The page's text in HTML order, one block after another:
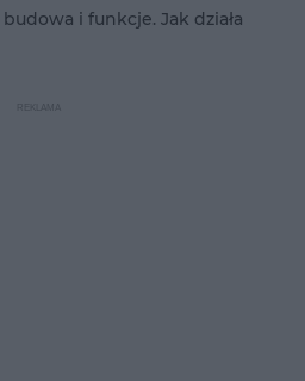
i funkcje. Jak działa